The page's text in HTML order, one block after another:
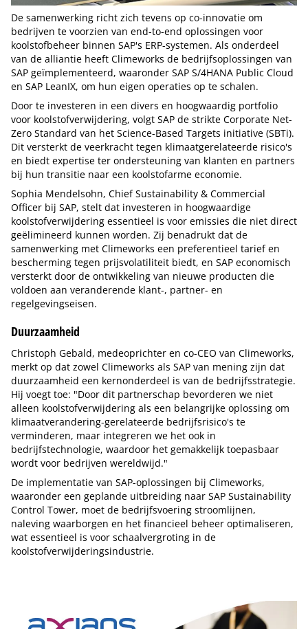
De samenwerking richt zich tevens op co-innovatie om
bedrijven te voorzien van end-to-end oplossingen voor
koolstofbeheer binnen SAP's ERP-systemen. Als onderdeel
van de alliantie heeft Climeworks de bedrijfsoplossingen van
SAP geïmplementeerd, waaronder SAP S/4HANA Public Cloud
en SAP LeanIX, om hun eigen operaties op te schalen.
Door te investeren in een divers en hoogwaardig portfolio
voor koolstofverwijdering, volgt SAP de strikte Corporate Net-
Zero Standard van het Science-Based Targets initiative (SBTi).
Dit versterkt de veerkracht tegen klimaatgerelateerde risico's
en biedt expertise ter ondersteuning van klanten en partners
bij hun transitie naar een koolstofarme economie.
Sophia Mendelsohn, Chief Sustainability & Commercial
Officer bij SAP, stelt dat investeren in hoogwaardige
koolstofverwijdering essentieel is voor emissies die niet direct
geëlimineerd kunnen worden. Zij benadrukt dat de
samenwerking met Climeworks een preferentieel tarief en
bescherming tegen prijsvolatiliteit biedt, en SAP economisch
versterkt door de ontwikkeling van nieuwe producten die
voldoen aan veranderende klant-, partner- en
regelgevingseisen.
Duurzaamheid
Christoph Gebald, medeoprichter en co-CEO van Climeworks,
merkt op dat zowel Climeworks als SAP van mening zijn dat
duurzaamheid een kernonderdeel is van de bedrijfsstrategie.
Hij voegt toe: "Door dit partnerschap bevorderen we niet
alleen koolstofverwijdering als een belangrijke oplossing om
klimaatverandering-gerelateerde bedrijfsrisico's te
verminderen, maar integreren we het ook in
bedrijfstechnologie, waardoor het gemakkelijk toepasbaar
wordt voor bedrijven wereldwijd."
De implementatie van SAP-oplossingen bij Climeworks,
waaronder een geplande uitbreiding naar SAP Sustainability
Control Tower, moet de bedrijfsvoering stroomlijnen,
naleving waarborgen en het financieel beheer optimaliseren,
wat essentieel is voor schaalvergroting in de
koolstofverwijderingsindustrie.